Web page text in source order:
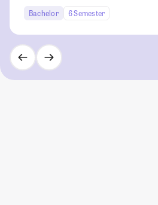
Bachelor 6 Semester